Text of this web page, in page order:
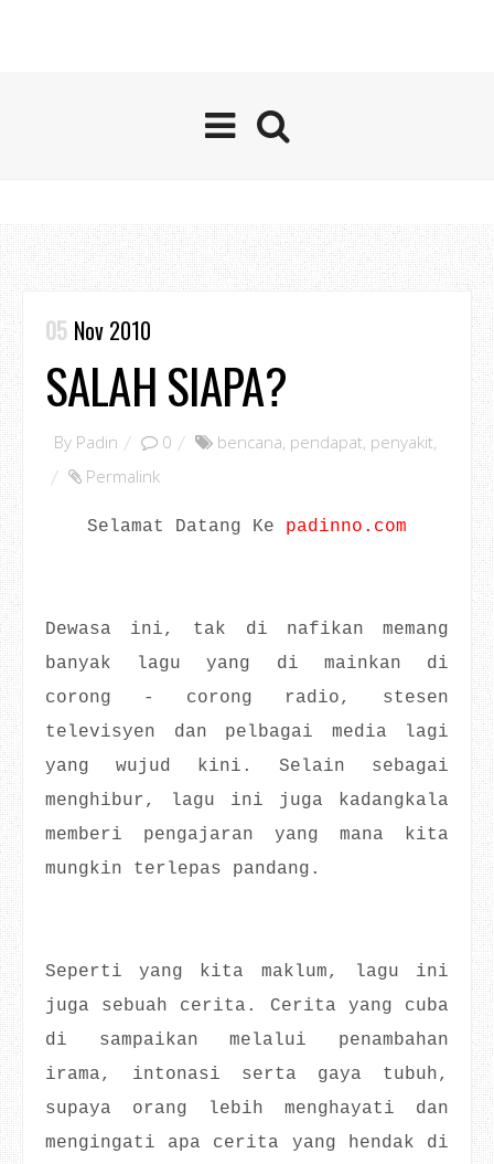
05 Nov 2010
SALAH SIAPA?
By Padin 0 bencana, pendapat, penyakit,
Permalink
Selamat Datang Ke padinno.com
Dewasa ini, tak di nafikan memang
banyak lagu yang di mainkan di
corong - corong radio, stesen
televisyen dan pelbagai media lagi
yang wujud kini. Selain sebagai
menghibur, lagu ini juga kadangkala
memberi pengajaran yang mana kita
mungkin terlepas pandang.
Seperti yang kita maklum, lagu ini
juga sebuah cerita. Cerita yang cuba
di sampaikan melalui penambahan
irama, intonasi serta gaya tubuh,
supaya orang lebih menghayati dan
mengingati apa cerita yang hendak di